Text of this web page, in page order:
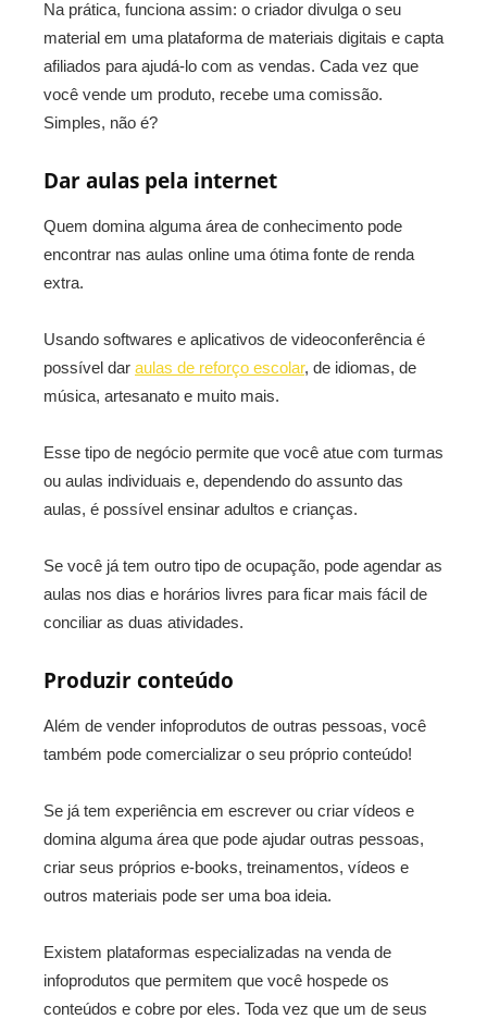
Na prática, funciona assim: o criador divulga o seu
material em uma plataforma de materiais digitais e capta
afiliados para ajudá-lo com as vendas. Cada vez que
você vende um produto, recebe uma comissão.
Simples, não é?
Dar aulas pela internet
Quem domina alguma área de conhecimento pode
encontrar nas aulas online uma ótima fonte de renda
extra.
Usando softwares e aplicativos de videoconferência é
possível dar aulas de reforço escolar, de idiomas, de
música, artesanato e muito mais.
Esse tipo de negócio permite que você atue com turmas
ou aulas individuais e, dependendo do assunto das
aulas, é possível ensinar adultos e crianças.
Se você já tem outro tipo de ocupação, pode agendar as
aulas nos dias e horários livres para ficar mais fácil de
conciliar as duas atividades.
Produzir conteúdo
Além de vender infoprodutos de outras pessoas, você
também pode comercializar o seu próprio conteúdo!
Se já tem experiência em escrever ou criar vídeos e
domina alguma área que pode ajudar outras pessoas,
criar seus próprios e-books, treinamentos, vídeos e
outros materiais pode ser uma boa ideia.
Existem plataformas especializadas na venda de
infoprodutos que permitem que você hospede os
conteúdos e cobre por eles. Toda vez que um de seus